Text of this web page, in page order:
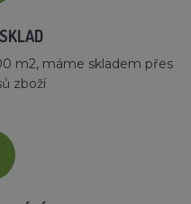
m2, máme skladem přes
zboží